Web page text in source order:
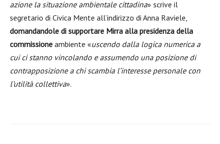
azione la situazione ambientale cittadina» scrive il
segretario di Civica Mente all’indirizzo di Anna Raviele,
domandandole di supportare Mirra alla presidenza della
commissione ambiente «uscendo dalla logica numerica a
cui ci stanno vincolando e assumendo una posizione di
contrapposizione a chi scambia l’interesse personale con
l’utilità collettiva».